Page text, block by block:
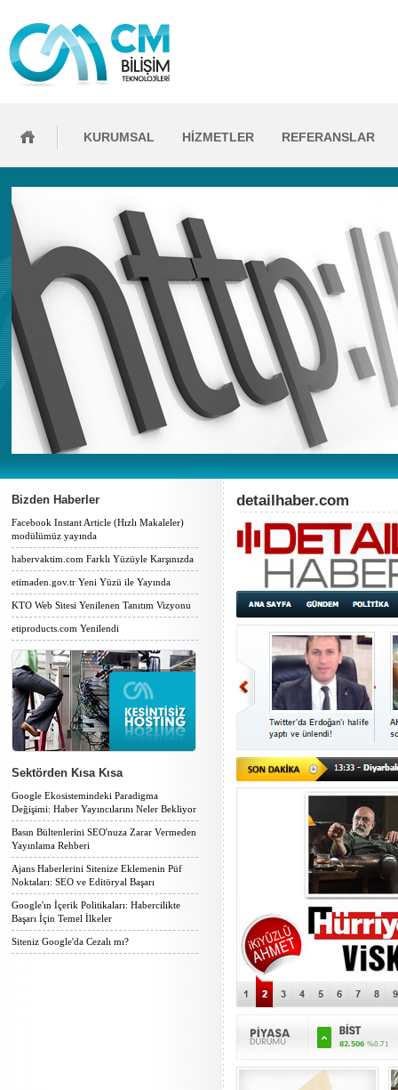
KURUMSAL HİZMETLER REFERANSLAR
Bizden Haberler
Facebook Instant Article (Hızlı Makaleler)
modülümüz yayında
habervaktim.com Farklı Yüzüyle Karşınızda
etimaden.gov.tr Yeni Yüzü ile Yayında
KTO Web Sitesi Yenilenen Tanıtım Vizyonu
etiproducts.com Yenilendi
Sektörden Kısa Kısa
Google Ekosistemindeki Paradigma
Değişimi: Haber Yayıncılarını Neler Bekliyor
Basın Bültenlerini SEO'nuza Zarar Vermeden
Yayınlama Rehberi
Ajans Haberlerini Sitenize Eklemenin Püf
Noktaları: SEO ve Editöryal Başarı
Google'ın İçerik Politikaları: Habercilikte
Başarı İçin Temel İlkeler
Siteniz Google'da Cezalı mı?
detailhaber.com